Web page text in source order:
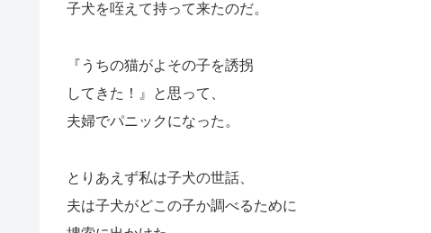
子犬を咥えて持って来たのだ。
『うちの猫がよその子を誘拐
してきた！』と思って、
夫婦でパニックになった。
とりあえず私は子犬の世話、
夫は子犬がどこの子か調べるために